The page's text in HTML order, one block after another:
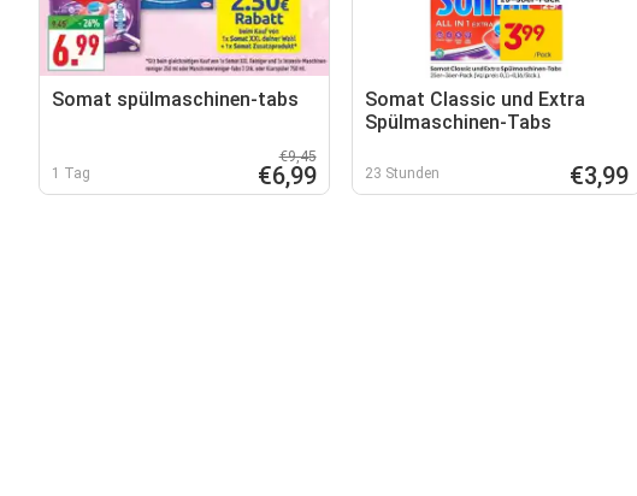
Somat spülmaschinen-tabs
1 Tag
€9,45
€6,99
Somat Classic und Extra
Spülmaschinen-Tabs
23 Stunden €3,99